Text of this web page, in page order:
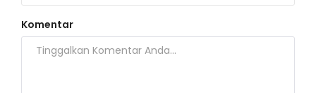
Komentar